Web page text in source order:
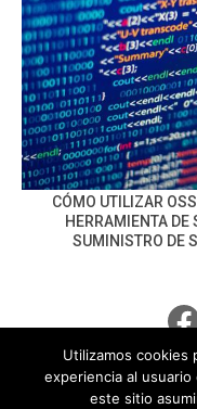
CÓMO UTILIZAR
HERRAMIENTA DE
SUMINISTRO DE
Utilizamos cookies
experiencia al
este sitio